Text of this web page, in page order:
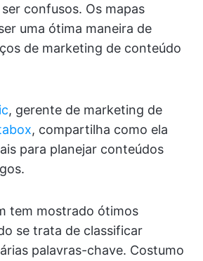
confusos. Os mapas
uma ótima maneira de
de marketing de conteúdo
, gerente de marketing de
, compartilha como ela
para planejar conteúdos
tem mostrado ótimos
se trata de classificar
palavras-chave. Costumo